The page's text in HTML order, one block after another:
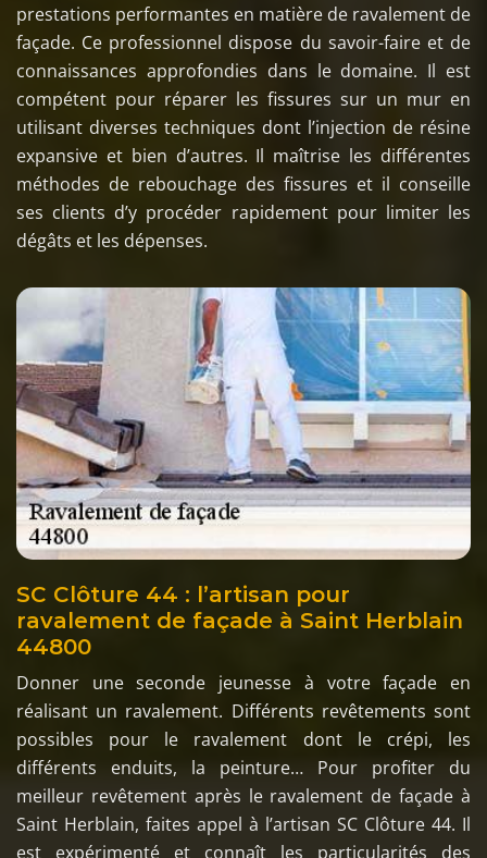
prestations performantes en matière de ravalement de
façade. Ce professionnel dispose du savoir-faire et de
connaissances approfondies dans le domaine. Il est
compétent pour réparer les fissures sur un mur en
utilisant diverses techniques dont l’injection de résine
expansive et bien d’autres. Il maîtrise les différentes
méthodes de rebouchage des fissures et il conseille
ses clients d’y procéder rapidement pour limiter les
dégâts et les dépenses.
SC Clôture 44 : l’artisan pour
ravalement de façade à Saint Herblain
44800
Donner une seconde jeunesse à votre façade en
réalisant un ravalement. Différents revêtements sont
possibles pour le ravalement dont le crépi, les
différents enduits, la peinture… Pour profiter du
meilleur revêtement après le ravalement de façade à
Saint Herblain, faites appel à l’artisan SC Clôture 44. Il
est expérimenté et connaît les particularités des